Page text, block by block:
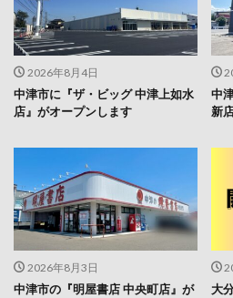
2026年8月4日
中津市に『ザ・ビッグ 中津上如水
店』がオープンします
中
新
2026年8月3日
中津市の『明屋書店 中央町店』が
大